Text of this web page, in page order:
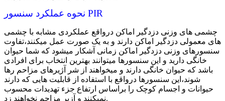
نحوه عملکرد سنسور PIR
چشمی های وزنی دزدگیر اماکن درواقع عملکردی مشابه با چشمی
های معمولی دزدگیر اماکن دارند و به یک صورت عمل میکنند،تفاوت
سنسورهای وزنی دزدگیر اماکن زمانی آشکار میشود که شما حیوان
خانگی دارید و این سنسورها میتوانند بهترین انتخاب برای افرادی
باشد که حیوان خانگی دارند و میخواهند از شر آژیرهای مزاحم رها
شوند،این سنسورها درواقع با استفاده از قابلیت هایی که دارند
حیوانات و اجسام کوچک را براساس ارتفاع جزء تهدیدات محسوب
نمیکنند و آزیر مزاحم نخواهند زد.